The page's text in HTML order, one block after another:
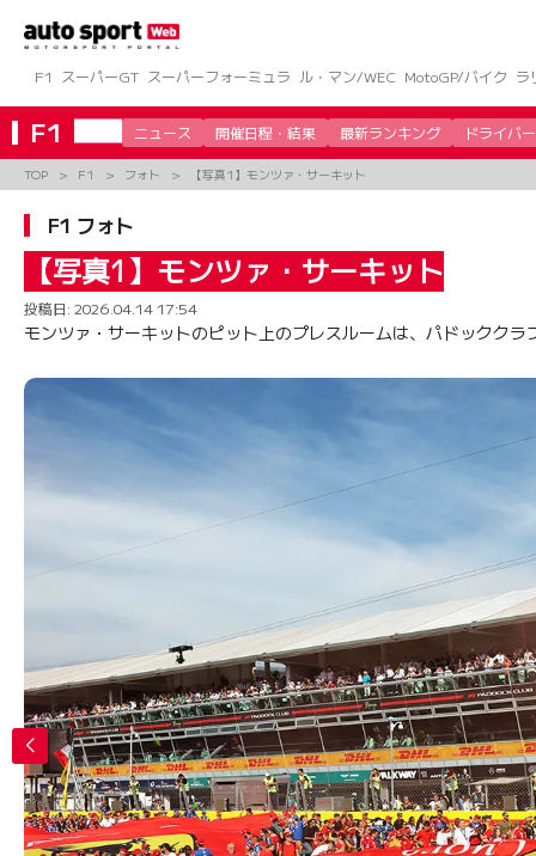
ツ
へ
ス
キ
ッ
F1 スーパーGT スーパーフォーミュラ ル・マン/WEC MotoGP/バイク ラ
F1 ニュース 開催日程・結果 最新ランキング ドライバー
TOP F1 フォト 【写真1】モンツァ・サーキット
F1 フォト
【写真1】モンツァ・サーキット
投稿日: 2026.04.14 17:54
モンツァ・サーキットのピット上のプレスルームは、パドックク